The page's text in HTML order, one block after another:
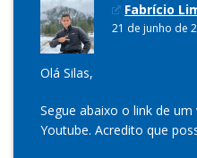
Fabrício
21 de junho de
Olá Silas,
Segue abaixo o link de
Youtube. Acredito que